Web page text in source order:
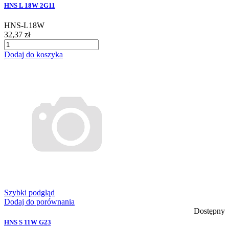
HNS L 18W 2G11
HNS-L18W
32,37 zł
Dodaj do koszyka
Szybki podgląd
Dodaj do porównania
Dostępny
HNS S 11W G23